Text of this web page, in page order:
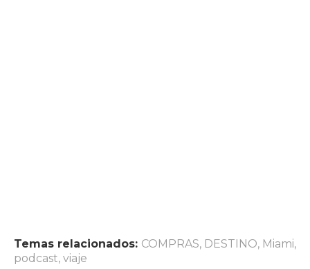
Temas relacionados: COMPRAS, DESTINO, Miami,
podcast, viaje